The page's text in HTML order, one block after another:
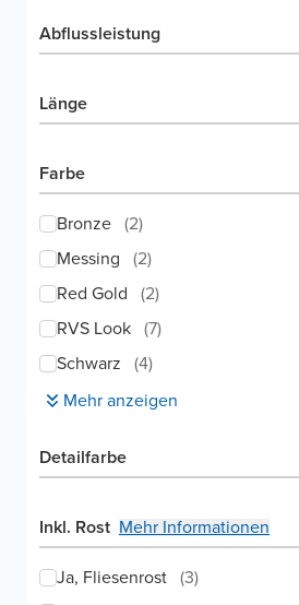
Abflussleistung
Länge
Farbe
Bronze (2)
Messing (2)
Red Gold (2)
RVS Look (7)
Schwarz (4)
Mehr anzeigen
Detailfarbe
Inkl. Rost Mehr Informationen
Ja, Fliesenrost (3)